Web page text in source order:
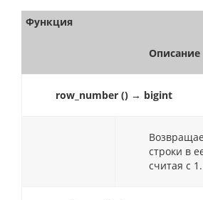
Функция
Описание
row_number () → bigint
строки в
считая с 1.